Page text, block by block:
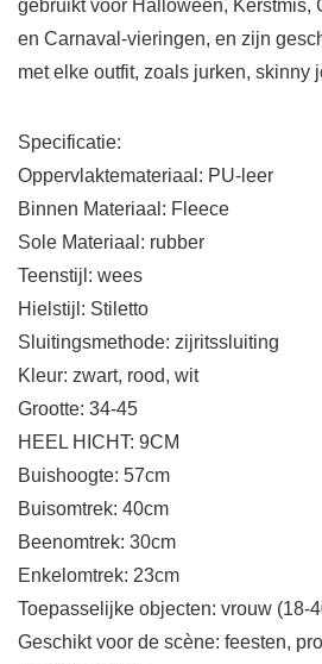
gebruikt voor Halloween, Kerstmis,
en Carnaval-vieringen, en zijn
met elke outfit, zoals jurken, skinny
Specificatie:
Oppervlaktemateriaal: PU-leer
Binnen Materiaal: Fleece
Sole Materiaal: rubber
Teenstijl: wees
Hielstijl: Stiletto
Sluitingsmethode: zijritssluiting
Kleur: zwart, rood, wit
Grootte: 34-45
HEEL HICHT: 9CM
Buishoogte: 57cm
Buisomtrek: 40cm
Beenomtrek: 30cm
Enkelomtrek: 23cm
Toepasselijke objecten: vrouw (18-
Geschikt voor de scène: feesten,